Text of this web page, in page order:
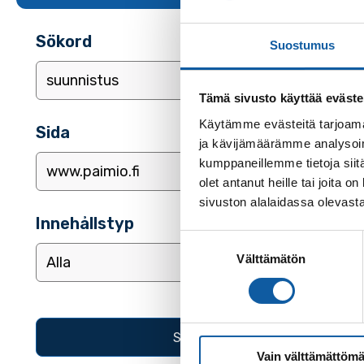
Suostumus
Tämä sivusto käyttää
Käytämme evästeitä
ja kävijämäärämme
kumppaneillemme tietoja
olet antanut heille tai joita
sivuston alalaidassa
Välttämätön
Vain
Sökord
Sida
Innehållstyp